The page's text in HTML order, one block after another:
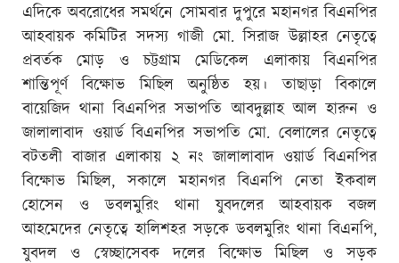
এদিকে অবরোধের সমর্থনে সোমবার দুপুরে মহানগর বিএনপির
আহবায়ক কমিটির সদস্য গাজী মো. সিরাজ উল্লাহর নেতৃত্বে
প্রবর্তক মোড় ও চট্টগ্রাম মেডিকেল এলাকায় বিএনপির
শান্তিপূর্ণ বিক্ষোভ মিছিল অনুষ্ঠিত হয়। তাছাড়া বিকালে
বায়েজিদ থানা বিএনপির সভাপতি আবদুল্লাহ আল হারুন ও
জালালাবাদ ওয়ার্ড বিএনপির সভাপতি মো. বেলালের নেতৃত্বে
বটতলী বাজার এলাকায় ২ নং জালালাবাদ ওয়ার্ড বিএনপির
বিক্ষোভ মিছিল, সকালে মহানগর বিএনপি নেতা ইকবাল
হোসেন ও ডবলমুরিং থানা যুবদলের আহবায়ক বজল
আহমেদের নেতৃত্বে হালিশহর সড়কে ডবলমুরিং থানা বিএন‌পি,
যুবদল ও স্বেচ্ছা‌সেবক দ‌লের বি‌ক্ষোভ মি‌ছিল ও সড়ক